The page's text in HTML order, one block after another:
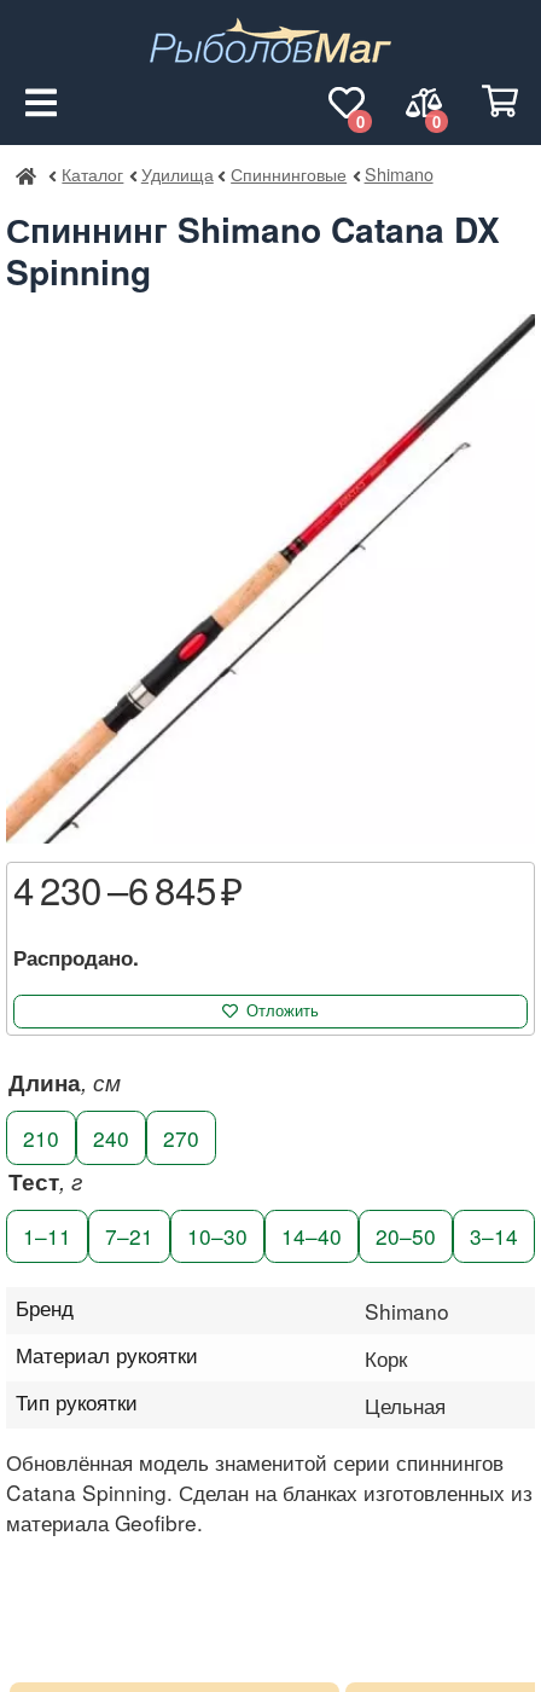
0
0
РыболовМаг
Каталог Удилища Спиннинговые Shimano
Спиннинг Shimano Catana DX
Spinning
Длина, см
210 240 270
Тест, г
1–11 7–21 10–30 14–40 20–50 3–14
Бренд
Shimano
Материал рукоятки
Корк
Тип рукоятки
Цельная
4 230 –6 845
Распродано.
Отложить
Обновлённая модель знаменитой серии спиннингов
Catana Spinning. Сделан на бланках изготовленных из
материала Geofibre.